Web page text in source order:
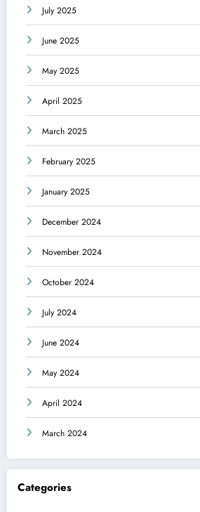
July 2025
June 2025
May 2025
April 2025
March 2025
February 2025
January 2025
December 2024
November 2024
October 2024
July 2024
June 2024
May 2024
April 2024
March 2024
Categories